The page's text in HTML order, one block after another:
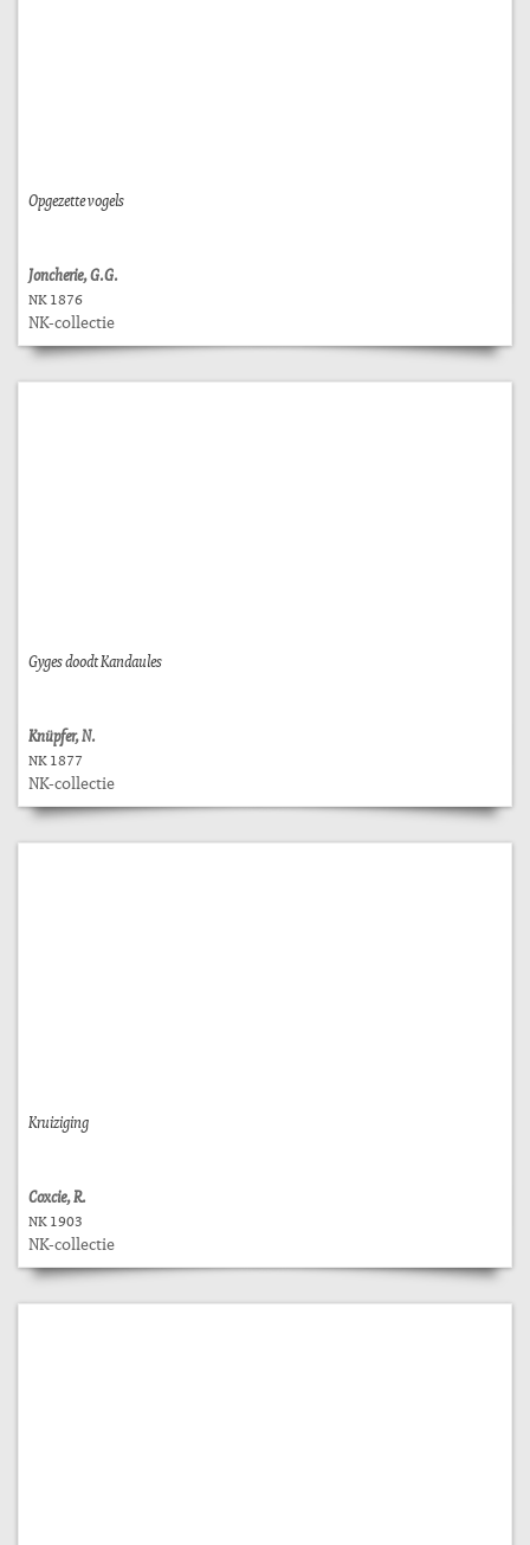
Opgezette vogels
Joncherie, G.G.
NK 1876
NK-collectie
Gyges doodt Kandaules
Knüpfer, N.
NK 1877
NK-collectie
Kruiziging
Coxcie, R.
NK 1903
NK-collectie